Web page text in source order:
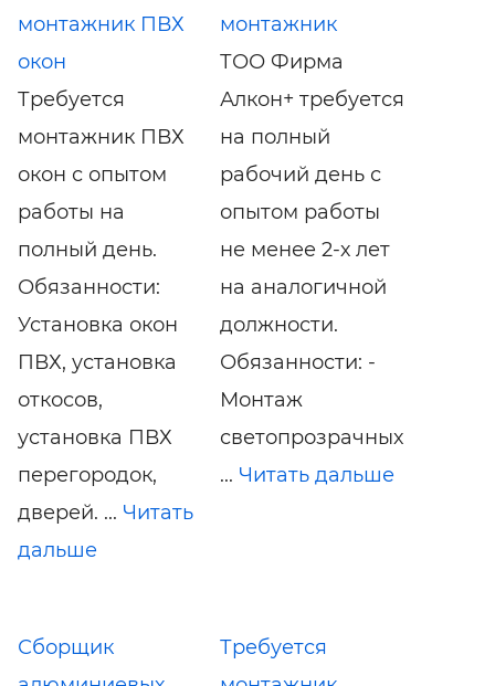
монтажник ПВХ
окон
Требуется
монтажник ПВХ
окон с опытом
работы на
полный день.
Обязанности:
Установка окон
ПВХ, установка
откосов,
установка ПВХ
перегородок,
дверей. ... Читать
дальше
монтажник
ТОО Фирма
Алкон+ требуется
на полный
рабочий день с
опытом работы
не менее 2-х лет
на аналогичной
должности.
Обязанности: -
Монтаж
светопрозрачных
... Читать дальше
Сборщик
Требуется